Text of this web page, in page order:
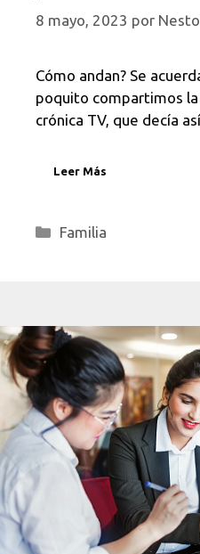
8 mayo, 2023 por
Cómo andan? Se
poquito compartimos
crónica TV, que decía
Leer Más
Categorías
Familia